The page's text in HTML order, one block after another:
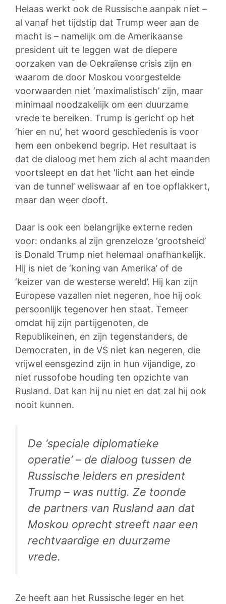
Helaas werkt ook de Russische aanpak niet –
al vanaf het tijdstip dat Trump weer aan de
macht is – namelijk om de Amerikaanse
president uit te leggen wat de diepere
oorzaken van de Oekraïense crisis zijn en
waarom de door Moskou voorgestelde
voorwaarden niet ‘maximalistisch’ zijn, maar
minimaal noodzakelijk om een duurzame
vrede te bereiken. Trump is gericht op het
‘hier en nu’, het woord geschiedenis is voor
hem een onbekend begrip. Het resultaat is
dat de dialoog met hem zich al acht maanden
voortsleept en dat het ‘licht aan het einde
van de tunnel’ weliswaar af en toe opflakkert,
maar dan weer dooft.
Daar is ook een belangrijke externe reden
voor: ondanks al zijn grenzeloze ‘grootsheid’
is Donald Trump niet helemaal onafhankelijk.
Hij is niet de ‘koning van Amerika’ of de
‘keizer van de westerse wereld’. Hij kan zijn
Europese vazallen niet negeren, hoe hij ook
persoonlijk tegenover hen staat. Temeer
omdat hij zijn partijgenoten, de
Republikeinen, en zijn tegenstanders, de
Democraten, in de VS niet kan negeren, die
vrijwel eensgezind zijn in hun vijandige, zo
niet russofobe houding ten opzichte van
Rusland. Dat kan hij nu niet en dat zal hij ook
nooit kunnen.
De ‘speciale diplomatieke
operatie’ – de dialoog tussen de
Russische leiders en president
Trump – was nuttig. Ze toonde
de partners van Rusland aan dat
Moskou oprecht streeft naar een
rechtvaardige en duurzame
vrede.
Ze heeft aan het Russische leger en het